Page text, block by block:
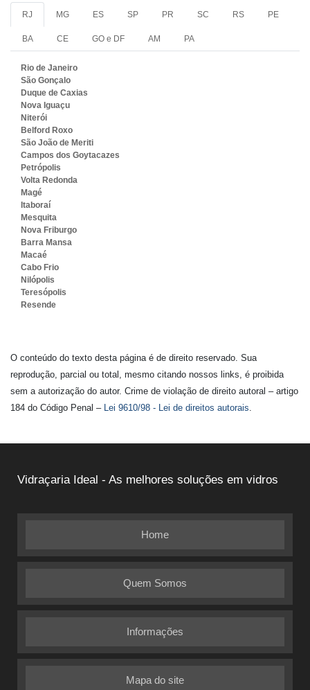
RJ MG ES SP PR SC RS PE
BA CE GO e DF AM PA
Rio de Janeiro
São Gonçalo
Duque de Caxias
Nova Iguaçu
Niterói
Belford Roxo
São João de Meriti
Campos dos Goytacazes
Petrópolis
Volta Redonda
Magé
Itaboraí
Mesquita
Nova Friburgo
Barra Mansa
Macaé
Cabo Frio
Nilópolis
Teresópolis
Resende
O conteúdo do texto desta página é de direito reservado. Sua
reprodução, parcial ou total, mesmo citando nossos links, é proibida
sem a autorização do autor. Crime de violação de direito autoral – artigo
184 do Código Penal – Lei 9610/98 - Lei de direitos autorais.
Vidraçaria Ideal - As melhores soluções em vidros
Home
Quem Somos
Informações
Mapa do site